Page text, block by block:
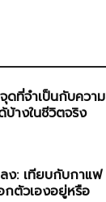
ที่จำเป็นกับความ
บ้างในชีวิตจริง
ง: เทียบกับกาแฟ
ตัวเองอยู่หรือ